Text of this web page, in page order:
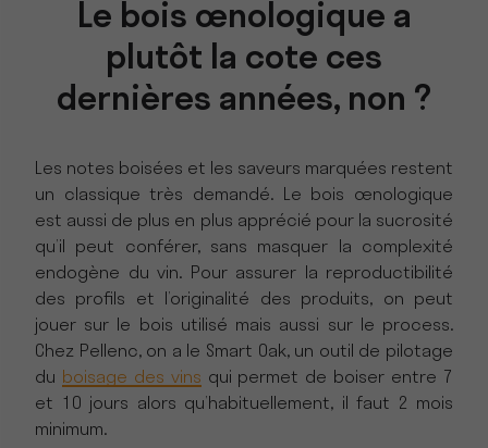
Le bois œnologique a
plutôt la cote ces
dernières années, non ?
Les notes boisées et les saveurs marquées restent
un classique très demandé. Le bois œnologique
est aussi de plus en plus apprécié pour la sucrosité
qu’il peut conférer, sans masquer la complexité
endogène du vin. Pour assurer la reproductibilité
des profils et l’originalité des produits, on peut
jouer sur le bois utilisé mais aussi sur le process.
Chez Pellenc, on a le Smart Oak, un outil de pilotage
du boisage des vins qui permet de boiser entre 7
et 10 jours alors qu’habituellement, il faut 2 mois
minimum.